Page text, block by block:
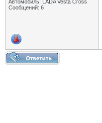
Автомобиль: LADA Vesta Cross
Сообщений: 6